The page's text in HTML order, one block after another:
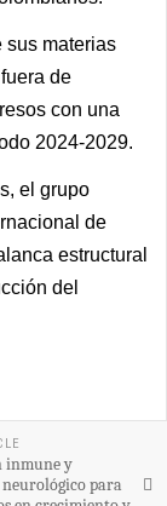
sus materias
de
con una
2024-2029.
el grupo
de
estructural
del
inmune y
para